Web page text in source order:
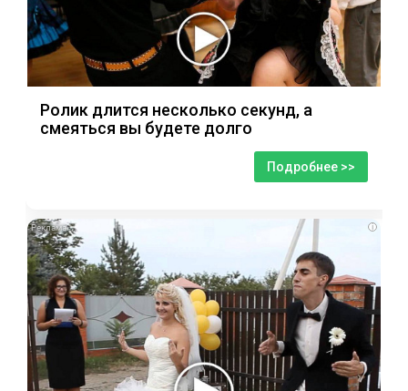
Ролик длится несколько секунд, а
смеяться вы будете долго
Подробнее >>
i